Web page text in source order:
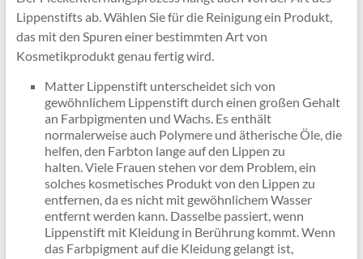
Lippenstifts ab. Wählen Sie für die Reinigung ein Produkt,
das mit den Spuren einer bestimmten Art von
Kosmetikprodukt genau fertig wird.
Matter Lippenstift unterscheidet sich von
gewöhnlichem Lippenstift durch einen großen Gehalt
an Farbpigmenten und Wachs. Es enthält
normalerweise auch Polymere und ätherische Öle, die
helfen, den Farbton lange auf den Lippen zu
halten. Viele Frauen stehen vor dem Problem, ein
solches kosmetisches Produkt von den Lippen zu
entfernen, da es nicht mit gewöhnlichem Wasser
entfernt werden kann. Dasselbe passiert, wenn
Lippenstift mit Kleidung in Berührung kommt. Wenn
das Farbpigment auf die Kleidung gelangt ist,